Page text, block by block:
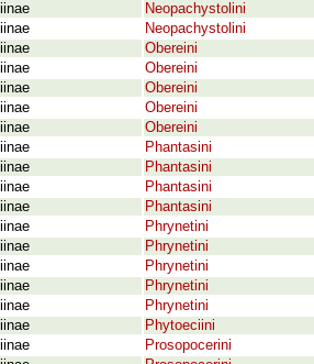
Neopachystolini
Neopachystolini
Obereini
Obereini
Obereini
Obereini
Obereini
Phantasini
Phantasini
Phantasini
Phantasini
Phrynetini
Phrynetini
Phrynetini
Phrynetini
Phrynetini
Phytoeciini
Prosopocerini